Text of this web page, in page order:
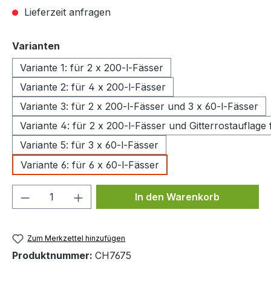
Lieferzeit anfragen
Varianten
Variante 1: für 2 x 200-l-Fässer
Variante 2: für 4 x 200-l-Fässer
Variante 3: für 2 x 200-l-Fässer und 3 x 60-l-Fässer
Variante 4: für 2 x 200-l-Fässer und Gitterrostauflage
Variante 5: für 3 x 60-l-Fässer
Variante 6: für 6 x 60-l-Fässer
Produkt Anzahl: Gib denIn den Warenkorb
Zum Merkzettel hinzufügen
Produktnummer: CH7675